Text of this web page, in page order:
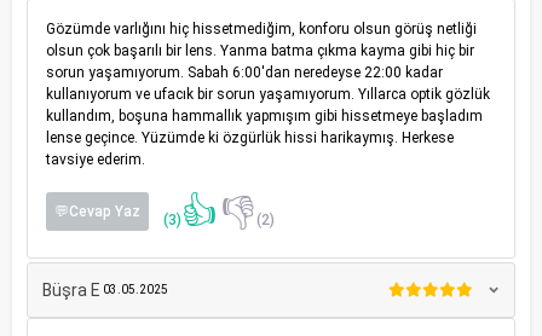
Gözümde varlığını hiç hissetmediğim, konforu olsun görüş netliği
olsun çok başarılı bir lens. Yanma batma çıkma kayma gibi hiç bir
sorun yaşamıyorum. Sabah 6:00'dan neredeyse 22:00 kadar
kullanıyorum ve ufacık bir sorun yaşamıyorum. Yıllarca optik gözlük
kullandım, boşuna hammallık yapmışım gibi hissetmeye başladım
lense geçince. Yüzümde ki özgürlük hissi harikaymış. Herkese
tavsiye ederim.
💬Cevap Yaz (3) 👍👎(2)
Büşra E 03.05.2025